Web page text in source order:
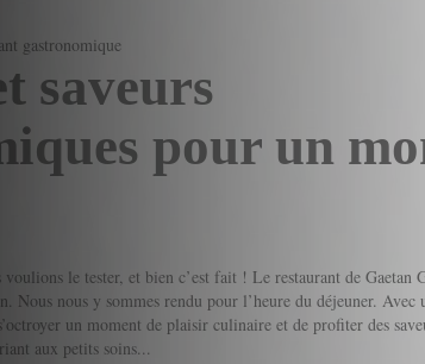
gastronomique
saveurs
pour un
voulions le tester, et bien c’est fait ! Le restaurant de
Nous nous y sommes rendu pour l’heure du déjeuner.
un moment de plaisir culinaire et de profiter des
aux petits soins...